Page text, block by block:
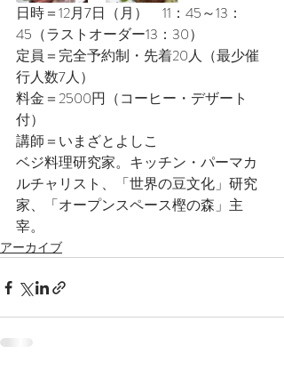
日時＝12月7日（月）　11：45～13：
45（ラストオーダー13：30）
定員＝完全予約制・先着20人（最少催
行人数7人）
料金＝2500円（コーヒー・デザート
付）
講師＝いまざとよしこ
ベジ料理研究家。キッチン・パーマカ
ルチャリスト、「世界の豆文化」研究
家、「オープンスペース樫の森」主
宰。
アーカイブ